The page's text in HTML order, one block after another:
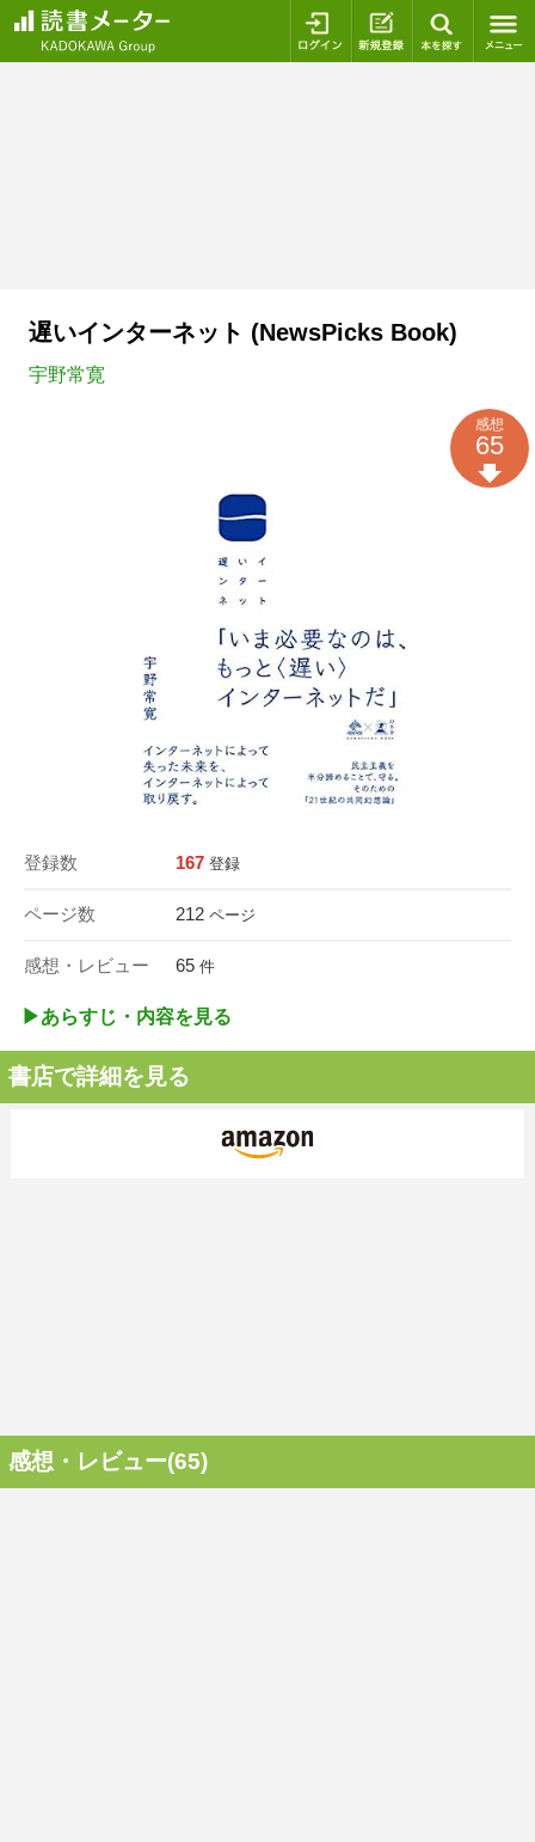
ログイン 新規登録
遅いインターネット (NewsPicks Book)
宇野常寛
登録数 167 登録
ページ数 212 ページ
感想・レビュー 65 件
感想
65
▶︎あらすじ・内容を見る
書店で詳細を見る
感想・レビュー(65)